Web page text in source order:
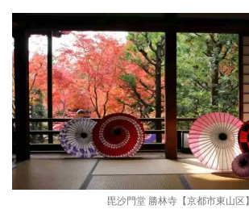
毘沙門堂 勝林寺【京都市東山区】